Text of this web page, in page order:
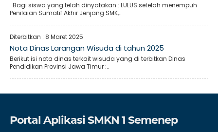
Bagi siswa yang telah dinyatakan : LULUS setelah menempuh
Penilaian Sumatif Akhir Jenjang SMK,..
Diterbitkan : 8 Maret 2025
Nota Dinas Larangan Wisuda di tahun 2025
Berikut isi nota dinas terkait wisuda yang di terbitkan Dinas
Pendidikan Provinsi Jawa Timur :..
Portal Aplikasi SMKN 1 Semenep